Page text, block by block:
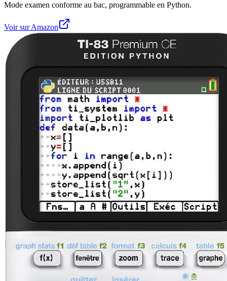
Mode examen conforme au bac, programmable en Python.
Voir sur Amazon